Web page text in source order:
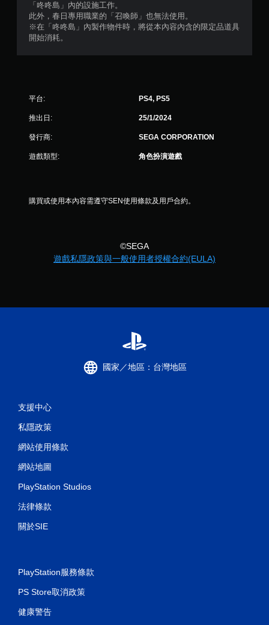
「咚咚島」內的設施工作。
此外，春日專用職業的「召喚師」也無法使用。
※在「咚咚島」內製作物件時，將從本內容內含的限定品道具
開始消耗。
平台: PS4, PS5
推出日: 25/1/2024
發行商: SEGA CORPORATION
遊戲類型: 角色扮演遊戲
購買或使用本內容需遵守SEN使用條款及用戶合約。
©SEGA
遊戲私隱政策與一般使用者授權合約(EULA)
國家／地區：台灣地區
支援中心
私隱政策
網站使用條款
網站地圖
PlayStation Studios
法律條款
關於SIE
PlayStation服務條款
PS Store取消政策
健康警告